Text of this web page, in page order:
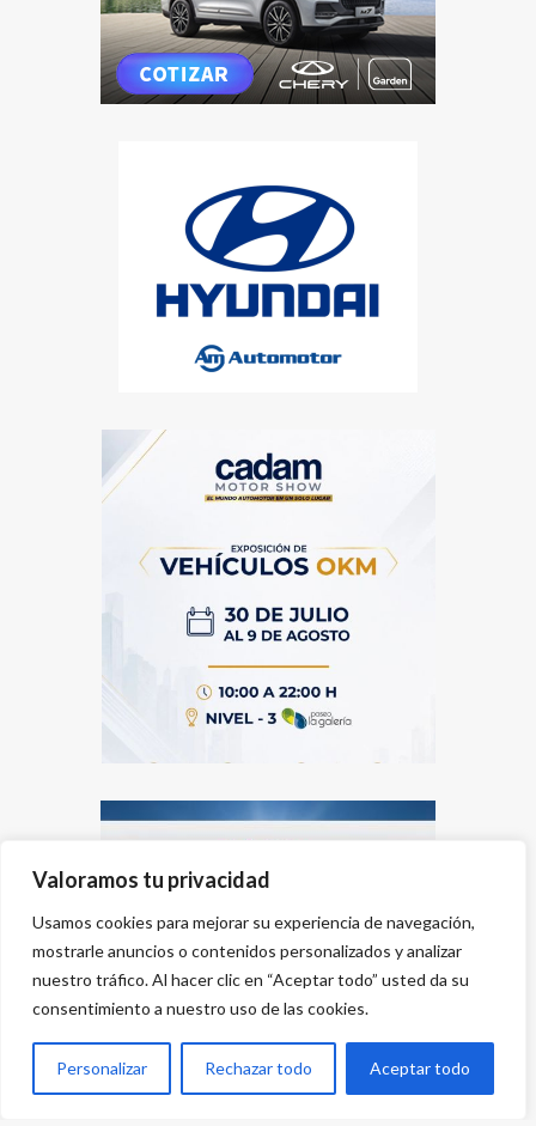
Valoramos tu privacidad
Usamos cookies para mejorar su experiencia de navegación,
mostrarle anuncios o contenidos personalizados y analizar
nuestro tráfico. Al hacer clic en “Aceptar todo” usted da su
consentimiento a nuestro uso de las cookies.
Personalizar Rechazar todo Aceptar todo